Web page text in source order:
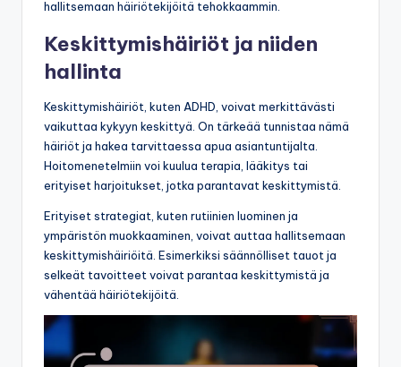
hallitsemaan häiriötekijöitä tehokkaammin.
Keskittymishäiriöt ja niiden
hallinta
Keskittymishäiriöt, kuten ADHD, voivat merkittävästi
vaikuttaa kykyyn keskittyä. On tärkeää tunnistaa nämä
häiriöt ja hakea tarvittaessa apua asiantuntijalta.
Hoitomenetelmiin voi kuulua terapia, lääkitys tai
erityiset harjoitukset, jotka parantavat keskittymistä.
Erityiset strategiat, kuten rutiinien luominen ja
ympäristön muokkaaminen, voivat auttaa hallitsemaan
keskittymishäiriöitä. Esimerkiksi säännölliset tauot ja
selkeät tavoitteet voivat parantaa keskittymistä ja
vähentää häiriötekijöitä.